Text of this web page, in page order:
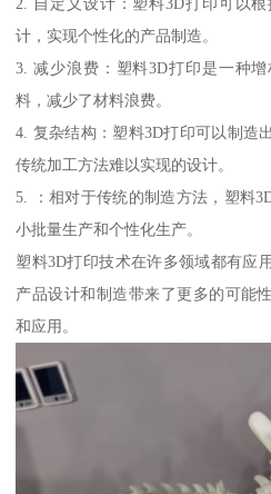
计，实现个性化的产品制造。
3. 减少浪费：塑料3D打印是一种
料，减少了材料浪费。
4. 复杂结构：塑料3D打印可以制造
传统加工方法难以实现的设计。
5. ：相对于传统的制造方法，塑料
小批量生产和个性化生产。
塑料3D打印技术在许多领域都有应
产品设计和制造带来了更多的可能
和应用。